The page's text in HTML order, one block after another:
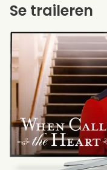
Se traileren